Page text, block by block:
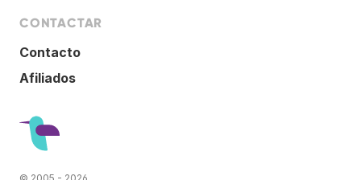
CONTACTAR
Contacto
Afiliados